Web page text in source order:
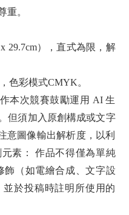
重。
29.7cm），直式為限，解
色彩模式CMYK。
本次競賽鼓勵運用 AI 生
但須加入原創構成或文字
意圖像輸出解析度，以利
素： 作品不得僅為單純
飾（如電繪合成、文字設
於投稿時註明所使用的